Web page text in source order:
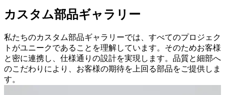
カスタム部品ギャラリー
私たちのカスタム部品ギャラリーでは、すべてのプロジェク
トがユニークであることを理解しています。そのためお客様
と密に連携し、仕様通りの設計を実現します。品質と細部へ
のこだわりにより、お客様の期待を上回る部品をご提供しま
す。